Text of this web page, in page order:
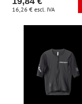
16,26 € escl. IVA